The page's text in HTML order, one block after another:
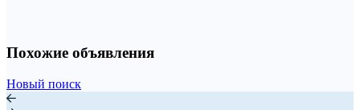
Похожие объявления
Новый поиск